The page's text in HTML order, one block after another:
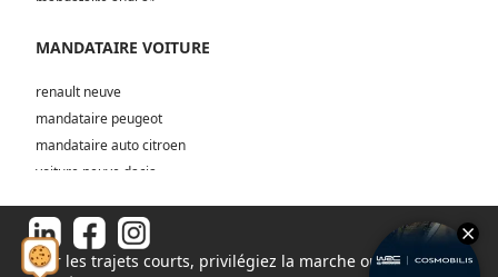
MANDATAIRE VOITURE
renault neuve
mandataire peugeot
mandataire auto citroen
voiture neuve dacia
renault neuve
Pour les trajets courts, privilégiez la marche ou le vélo.